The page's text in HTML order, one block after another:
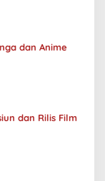
dan Anime
dan Rilis Film